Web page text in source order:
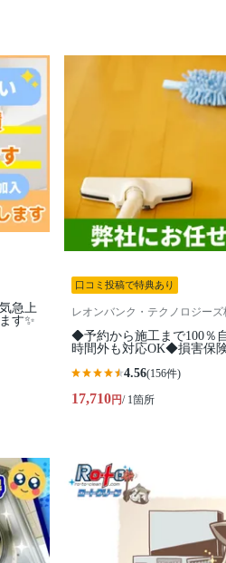
急上
す✨
口コミ投稿で特典あり
レオンバンク・テクノロジーズ
◆予約から施工まで100％
時間外も対応OK◆損害保
4.56(156件)
17,710円/ 1箇所